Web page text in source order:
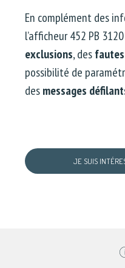
En complément des
l’afficheur 452 PB
exclusions, des
possibilité de
desmessages
JE SUIS